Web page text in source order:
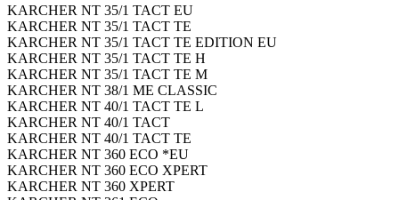
KARCHER NT 35/1 TACT EU
KARCHER NT 35/1 TACT TE
KARCHER NT 35/1 TACT TE EDITION EU
KARCHER NT 35/1 TACT TE H
KARCHER NT 35/1 TACT TE M
KARCHER NT 38/1 ME CLASSIC
KARCHER NT 40/1 TACT TE L
KARCHER NT 40/1 TACT
KARCHER NT 40/1 TACT TE
KARCHER NT 360 ECO *EU
KARCHER NT 360 ECO XPERT
KARCHER NT 360 XPERT